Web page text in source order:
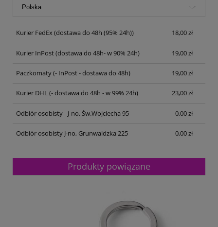
Kurier FedEx(dostawa do 48h (95% 24h)) 18,00 zł
Kurier InPost(dostawa do 48h- w 90% 24h) 19,00 zł
Paczkomaty(- InPost - dostawa do 48h) 19,00 zł
Kurier DHL(- dostawa do 48h - w 99% 24h) 23,00 zł
Odbiór osobisty - J-no, Św.Wojciecha 95 0,00 zł
Odbiór osobisty J-no, Grunwaldzka 225 0,00 zł
Produkty powiązane